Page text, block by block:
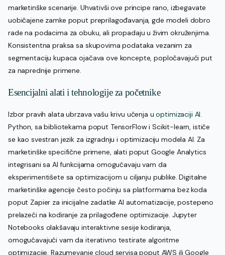
marketinške scenarije. Uhvativši ove principe rano, izbegavate
uobičajene zamke poput preprilagođavanja, gde modeli dobro
rade na podacima za obuku, ali propadaju u živim okruženjima.
Konsistentna praksa sa skupovima podataka vezanim za
segmentaciju kupaca ojačava ove koncepte, popločavajući put
za naprednije primene.
Esencijalni alati i tehnologije za početnike
Izbor pravih alata ubrzava vašu krivu učenja uoptimizaciji AI.
Python, sa bibliotekama poput TensorFlow i Scikit-learn, ističe
se kao svestran jezik za izgradnju i optimizaciju modela AI. Za
marketinške specifične primene, alati poput Google Analytics
integrisani sa AI funkcijama omogućavaju vam da
eksperimentišete sa optimizacijom u ciljanju publike. Digitalne
marketinške agencije često počinju sa platformama bez koda
poput Zapier za inicijalne zadatke AI automatizacije, postepeno
prelazeći na kodiranje za prilagođene optimizacije. Jupyter
Notebooks olakšavaju interaktivne sesije kodiranja,
omogućavajući vam da iterativno testirate algoritme
optimizacije. Razumevanje cloud servisa poput AWS ili Google